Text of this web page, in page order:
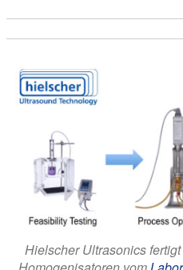
Hielscher Ultrasonics